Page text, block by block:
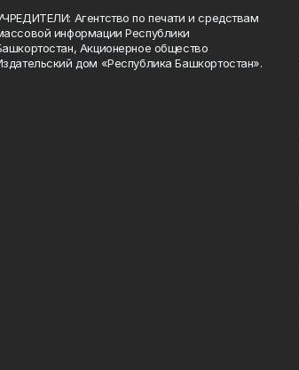
Агентство по печати и средствам
информации Республики
Акционерное общество
дом «Республика Башкортостан».